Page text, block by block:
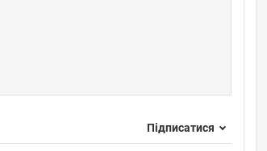
Підписатися